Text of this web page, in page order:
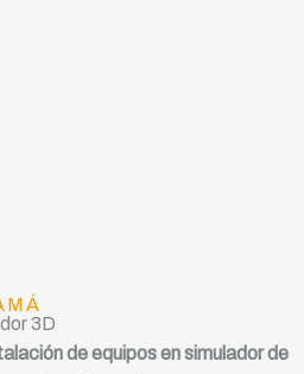
3D
de equipos en simulador de